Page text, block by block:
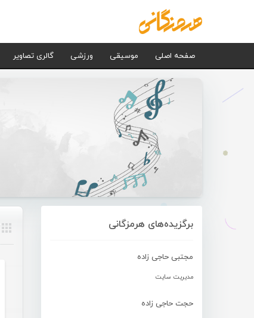
صفحه اصلی موسیقی ورزشی گالری تصاویر
برگزیده‌های هرمزگانی
مجتبی حاجی زاده
مدیریت سایت
حجت حاجی زاده